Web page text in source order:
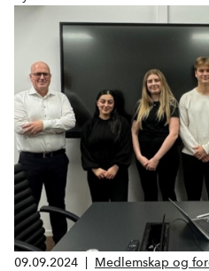
sykelønnsordningen.
antall personer på
sett i et internasjonalt
sykefraværet økt etter
09.09.2024 Medlemskap og